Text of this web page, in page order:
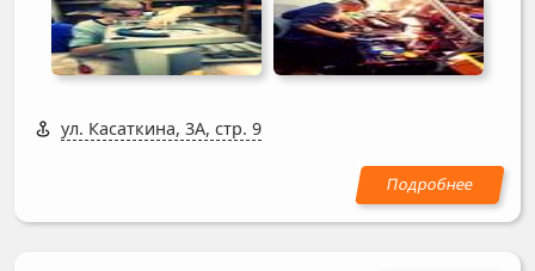
ул. Касаткина, 3А, стр. 9